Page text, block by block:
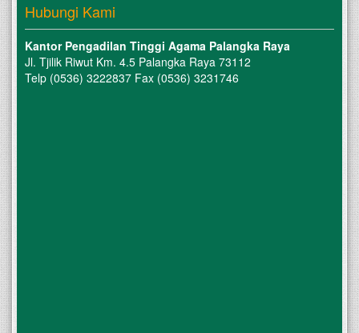
Hubungi Kami
Kantor Pengadilan Tinggi Agama Palangka Raya
Jl. Tjilik Riwut Km. 4.5 Palangka Raya 73112
Telp (0536) 3222837 Fax (0536) 3231746